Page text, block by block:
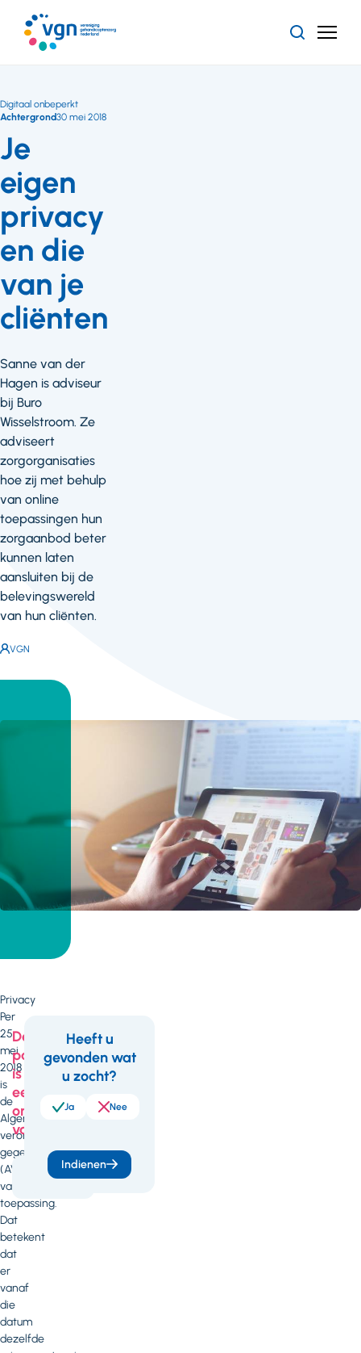
naar
hoofdinhoud
ZoekenMenu
Je
eigen
privacy
en die
van je
cliënten
Digitaal onbeperkt
Achtergrond30 mei 2018
Sanne van der
Hagen is adviseur
bij Buro
Wisselstroom. Ze
adviseert
zorgorganisaties
hoe zij met behulp
van online
toepassingen hun
zorgaanbod beter
kunnen laten
aansluiten bij de
belevingswereld
van hun cliënten.
Auteur:
VGN
Privacy
Per
25
mei
2018
is
de
Algemene
verordening
gegevensbescherming
(AVG)
van
toepassing.
Dat
betekent
dat
er
vanaf
die
datum
dezelfde
Deze
pagina
is
een
onderdeel
van
Digitaal
onbeperkt
Feedback
Heeft u
gevonden wat
u zocht?
Ja Nee
Indienen